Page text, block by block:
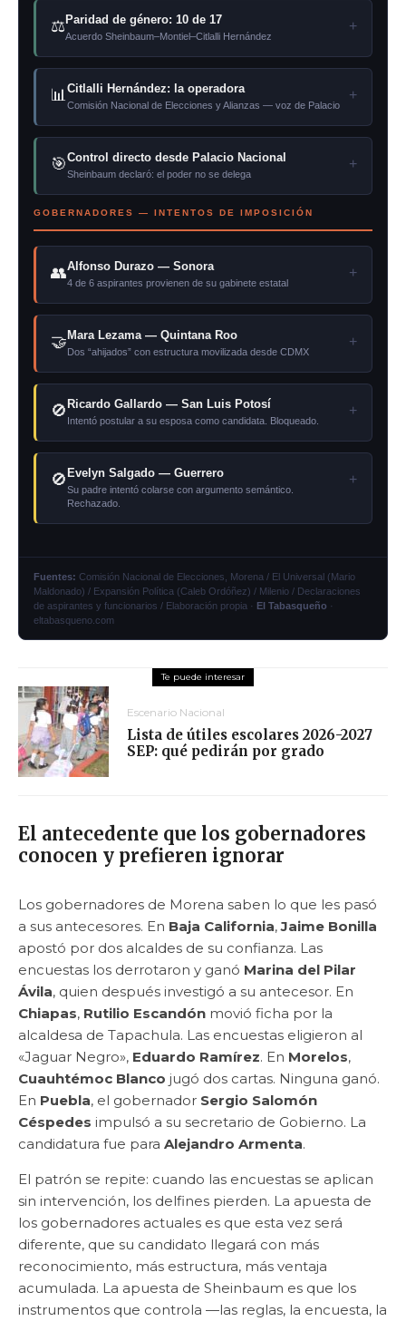
⚖ Paridad de género: 10 de 17
Acuerdo Sheinbaum–Montiel–Citlalli Hernández
+
📊 Citlalli Hernández: la operadora
Comisión Nacional de Elecciones y Alianzas — voz de Palacio
+
🎯Control directo desde Palacio Nacional
Sheinbaum declaró: el poder no se delega
+
GOBERNADORES — INTENTOS DE IMPOSICIÓN
👥Alfonso Durazo — Sonora
4 de 6 aspirantes provienen de su gabinete estatal
+
🤝 Mara Lezama — Quintana Roo
Dos “ahijados” con estructura movilizada desde CDMX
+
🚫 Ricardo Gallardo — San Luis Potosí
Intentó postular a su esposa como candidata. Bloqueado.
+
🚫 Evelyn Salgado — Guerrero
Su padre intentó colarse con argumento semántico.
Rechazado.
+
Fuentes: Comisión Nacional de Elecciones, Morena / El Universal (Mario
Maldonado) / Expansión Política (Caleb Ordóñez) / Milenio / Declaraciones
de aspirantes y funcionarios / Elaboración propia · El Tabasqueño ·
eltabasqueno.com
Escenario Nacional
Lista de útiles escolares 2026-2027
SEP: qué pedirán por grado
El antecedente que los gobernadores
conocen y prefieren ignorar
Los gobernadores de Morena saben lo que les pasó
a sus antecesores. En Baja California,Jaime Bonilla
apostó por dos alcaldes de su confianza. Las
encuestas los derrotaron y ganó Marina del Pilar
Ávila, quien después investigó a su antecesor. En
Chiapas, Rutilio Escandón movió ficha por la
alcaldesa de Tapachula. Las encuestas eligieron al
«Jaguar Negro», Eduardo Ramírez. En Morelos,
Cuauhtémoc Blanco jugó dos cartas. Ninguna ganó.
En Puebla, el gobernador Sergio Salomón
Céspedes impulsó a su secretario de Gobierno. La
candidatura fue para Alejandro Armenta.
El patrón se repite: cuando las encuestas se aplican
sin intervención, los delfines pierden. La apuesta de
los gobernadores actuales es que esta vez será
diferente, que su candidato llegará con más
reconocimiento, más estructura, más ventaja
acumulada. La apuesta de Sheinbaum es que los
instrumentos que controla —las reglas, la encuesta, la